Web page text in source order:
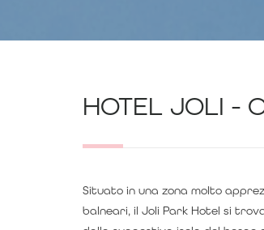
HOTEL JOLI -
Situato in una zona molto
balneari, il Joli Park Hotel si